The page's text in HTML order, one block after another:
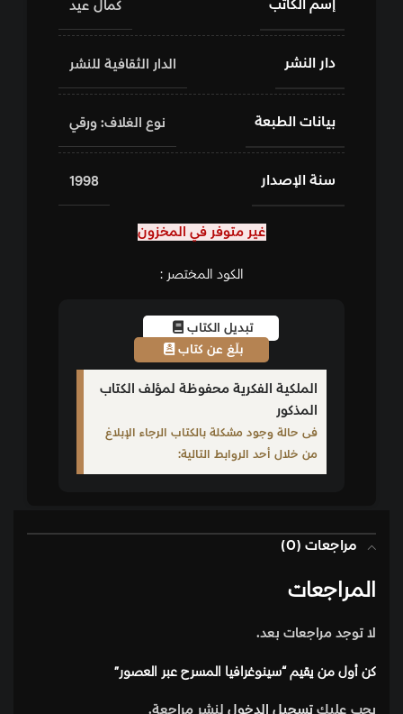
إسم الكاتب كمال عيد
دار النشر الدار الثقافية للنشر
بيانات الطبعة نوع الغلاف: ورقي
سنة الإصدار 1998
غير متوفر في المخزون
الكود المختصر :
تبديل الكتاب
بلّغ عن كتاب
الملكية الفكرية محفوظة لمؤلف الكتاب
المذكور
فى حالة وجود مشكلة بالكتاب الرجاء الإبلاغ
من خلال أحد الروابط التالية:
مراجعات (0)
المراجعات
لا توجد مراجعات بعد.
كن أول من يقيم “سينوغرافيا المسرح عبر العصور”
يجب عليك تسجيل الدخول لنشر مراجعة.